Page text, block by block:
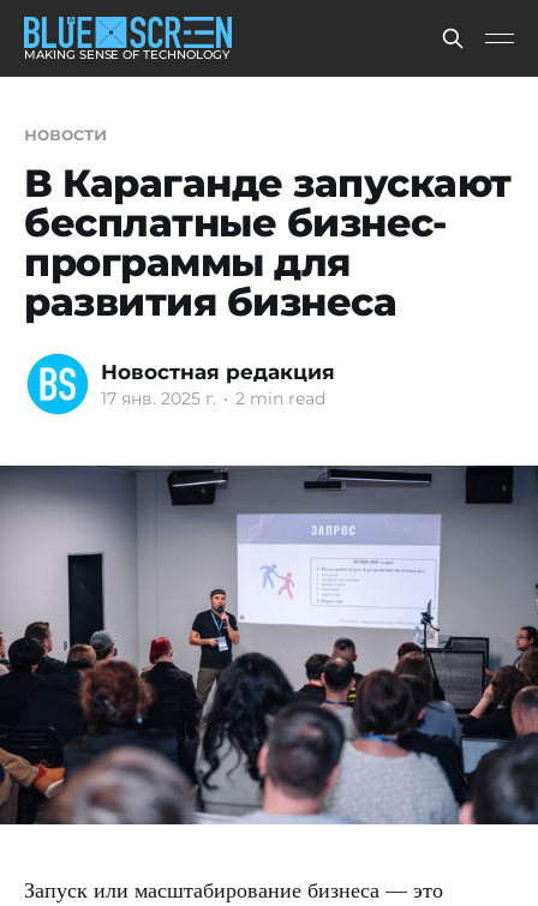
MAKING SENSE OF TECHNOLOGY
новости
В Караганде запускают
бесплатные бизнес-
программы для
развития бизнеса
Новостная редакция
17 янв. 2025 г. • 2 min read
Запуск или масштабирование бизнеса — это